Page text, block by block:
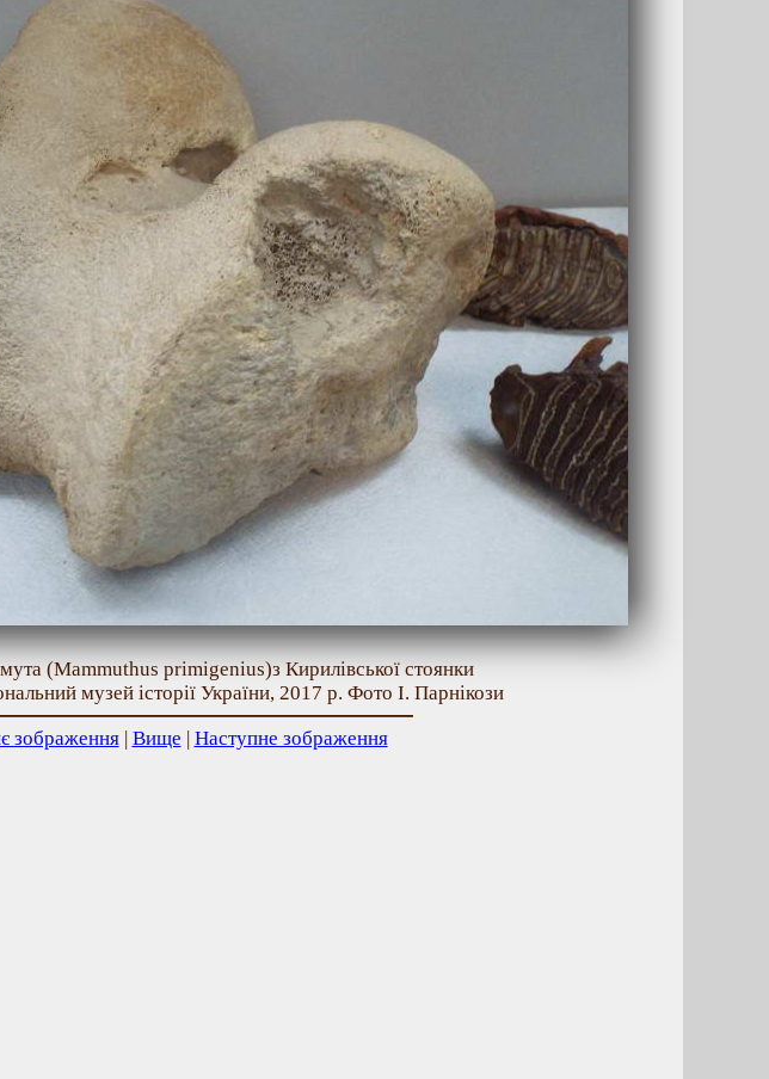
(Mammuthus primigenius)з Кирилівської стоянки
музей історії України, 2017 р. Фото І. Парнікози
зображення| Вище | Наступне зображення